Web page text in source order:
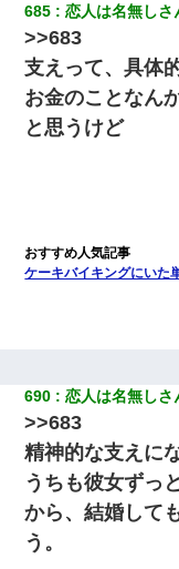
685 恋人は名無しさ
>>683
支えって、具体
お金のことなん
と思うけど
ケーキバイキングにいた
690 恋人は名無しさ
>>683
精神的な支えに
うちも彼女ずっ
から、結婚して
う。